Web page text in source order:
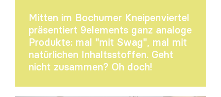
Mitten im Bochumer Kneipenviertel
präsentiert 9elements ganz analoge
Produkte: mal "mit Swag", mal mit
natürlichen Inhaltsstoffen. Geht
nicht zusammen? Oh doch!